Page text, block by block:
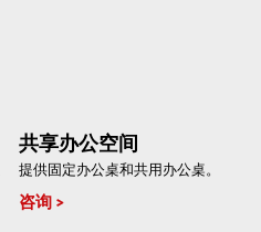
共享办公空间
提供固定办公桌和共用办公桌。
咨询